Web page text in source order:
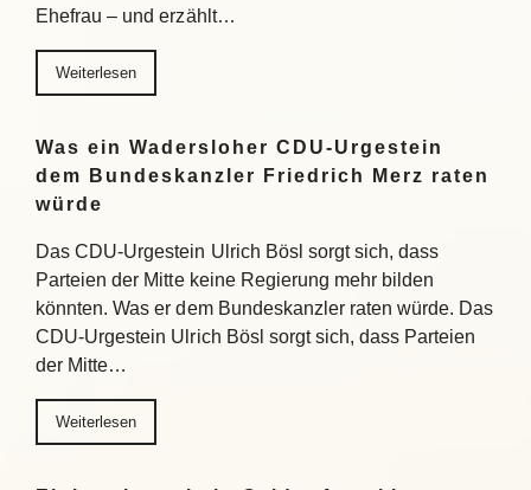
Ehefrau – und erzählt…
Weiterlesen
Was ein Wadersloher CDU-Urgestein
dem Bundeskanzler Friedrich Merz raten
würde
Das CDU-Urgestein Ulrich Bösl sorgt sich, dass
Parteien der Mitte keine Regierung mehr bilden
könnten. Was er dem Bundeskanzler raten würde. Das
CDU-Urgestein Ulrich Bösl sorgt sich, dass Parteien
der Mitte…
Weiterlesen